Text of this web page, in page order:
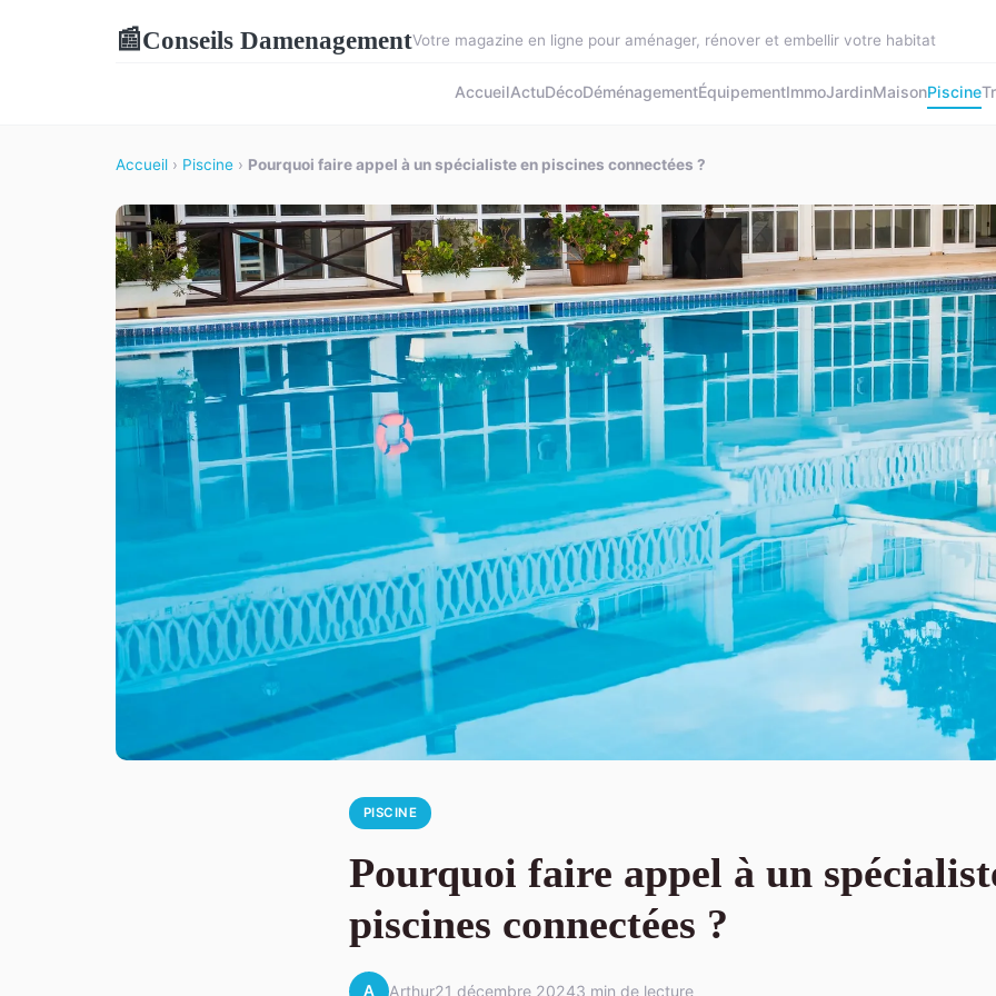
📰Conseils DamenagementVotre magazine en ligne pour aménager, rénover et embellir votre habitat
AccueilActuDécoDéménagementÉquipementImmoJardinMaisonPiscine
Accueil › Piscine › Pourquoi faire appel à un spécialiste en piscines connectées ?
PISCINE
Pourquoi faire appel à un
piscines connectées ?
A Arthur21 décembre 20243 min de lecture